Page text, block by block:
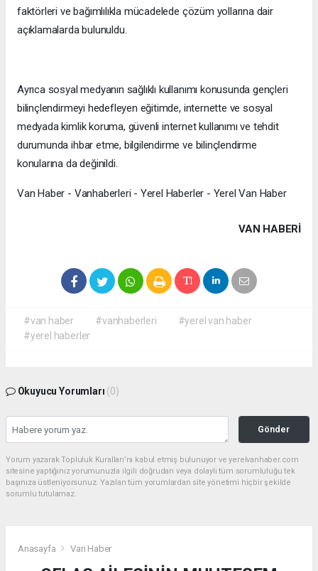
faktörleri ve bağımlılıkla mücadelede çözüm yollarına dair
açıklamalarda bulunuldu.
Ayrıca sosyal medyanın sağlıklı kullanımı konusunda gençleri
bilinçlendirmeyi hedefleyen eğitimde, internette ve sosyal
medyada kimlik koruma, güvenli internet kullanımı ve tehdit
durumunda ihbar etme, bilgilendirme ve bilinçlendirme
konularına da değinildi.
Van Haber - Vanhaberleri - Yerel Haberler - Yerel Van Haber
VAN HABERİ
#van haber #vanhaberleri
#yerel van haber
#yerel haberler
Okuyucu Yorumları (0)
Gönder
Yorum yazarak Topluluk Kuralları’nı kabul etmiş bulunuyor ve yerelvanhaber.com
sitesine yaptığınız yorumunuzla ilgili doğrudan veya dolaylı tüm sorumluluğu tek
başınıza üstleniyorsunuz. Yazılan tüm yorumlardan site yönetimi hiçbir şekilde
sorumlu tutulamaz.
Anasayfa Van Haber